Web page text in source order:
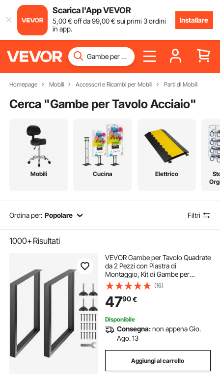
Scarica l'App VEVOR
5,00€ off da99,00€ sui primi 3 ordini
in app.
Installare
Homepage Mobili Accessori e Ricambi per Mobili Parti di Mobili
Cerca "Gambe per Tavolo Acciaio"
Mobili Cucina Elettrico
Ordina per: Popolare Filtri
1000+Risultati
VEVOR Gambe per Tavolo Quadrate
da 2 Pezzi con Piastra di
Montaggio, Kit di Gambe per
Scrivania Lunghezza 71 cm in
Acciaio Capacità Carico max. 454
kg, Gambe per Mobili per Tavolo da
Casa Ufficio
(16)
4790€
Disponibile
Consegna:non appena Gio.
Ago. 13
Aggiungi al carrello